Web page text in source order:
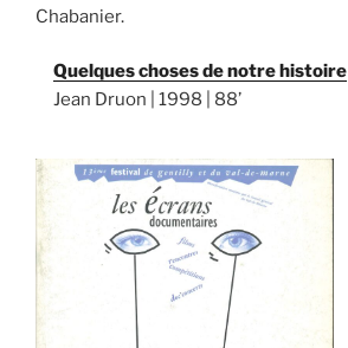
Chabanier.
Quelques choses de notre histoire
Jean Druon | 1998 | 88’